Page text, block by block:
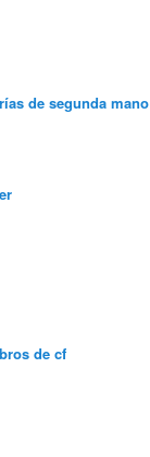
de segunda mano
de cf